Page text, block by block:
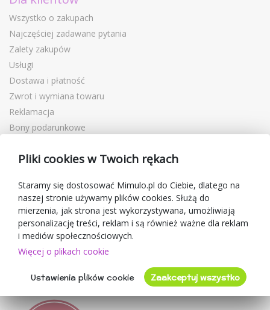
Wszystko o zakupach
Najczęściej zadawane pytania
Zalety zakupów
Usługi
Dostawa i płatność
Zwrot i wymiana towaru
Reklamacja
Bony podarunkowe
Blog
O sprzedawcy
Mimulo.pl
Regulamin sklepu
Ochrona danych osobowych GDPR
Kontakty
Oceny klientów
Pliki cookies w Twoich rękach
Staramy się dostosować Mimulo.pl do Ciebie, dlatego na
naszej stronie używamy plików cookies. Służą do
mierzenia, jak strona jest wykorzystywana, umożliwiają
personalizację treści, reklam i są również ważne dla reklam
i mediów społecznościowych.
Więcej o plikach cookie
Ustawienia plików cookie Zaakceptuj wszystko